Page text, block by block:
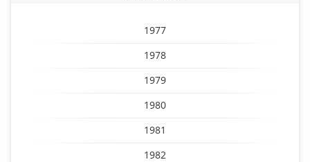
1977
1978
1979
1980
1981
1982